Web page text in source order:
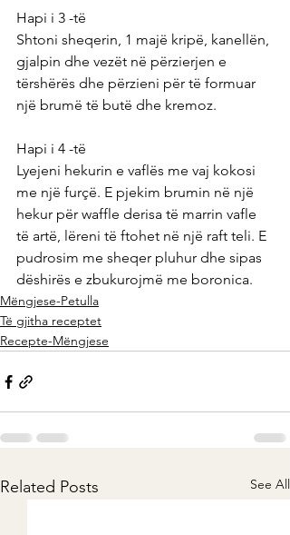
Hapi i 3 -të
Shtoni sheqerin, 1 majë kripë, kanellën,
gjalpin dhe vezët në përzierjen e
tërshërës dhe përzieni për të formuar
një brumë të butë dhe kremoz.
Hapi i 4 -të
Lyejeni hekurin e vaflës me vaj kokosi
me një furçë. E pjekim brumin në një
hekur për waffle derisa të marrin vafle
të artë, lëreni të ftohet në një raft teli. E
pudrosim me sheqer pluhur dhe sipas
dëshirës e zbukurojmë me boronica.
Mëngjese-Petulla
Të gjitha receptet
Recepte-Mëngjese
Related Posts See All